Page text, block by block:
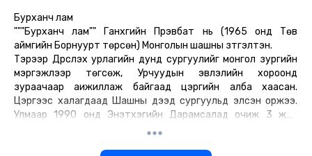
Бурханч лам
"""Бурханч лам"" Ганхүүгийн Пүрэвбат нь (1965 онд Төв
аймгийн Борнуурт төрсөн) Монголын шашны зүтгэлтэн.
Тэрээр Дүрслэх урлагийн дунд сургуулийг монгол зургийн
мэргэжлээр төгсөж, Урчуудын эвлэлийн хороонд
зураачаар аижиллаж байгаад цэргийн алба хаасан.
Цэргээс халагдаад Шашны дээд сургуульд элсэн оржээ.
Улмаар 1990 онд Энэтхэгийн Дарамсалад очиж 3 жил